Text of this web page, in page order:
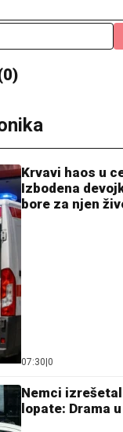
da može:
haos u "Eliti",
Menja
prelazni rok: